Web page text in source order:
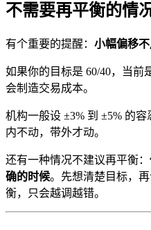
不需要再平衡的情
有个重要的提醒： 小幅偏移不
如果你的目标是 60/40，当前
会制造交易成本。
机构一般设 ±3% 到 ±5% 的容
内不动，带外才动。
还有一种情况不建议再平衡：
确的时候。先想清楚目标，
衡，只会越调越错。